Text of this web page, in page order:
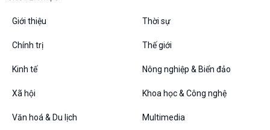
VOV1 đặc biệt
Chân dung cuộc sống
Giới thiệu Thời sự
Chính trị Thế giới
Kinh tế Nông nghiệp & Biển đảo
Xã hội Khoa học & Công nghệ
Văn hoá & Du lịch Multimedia